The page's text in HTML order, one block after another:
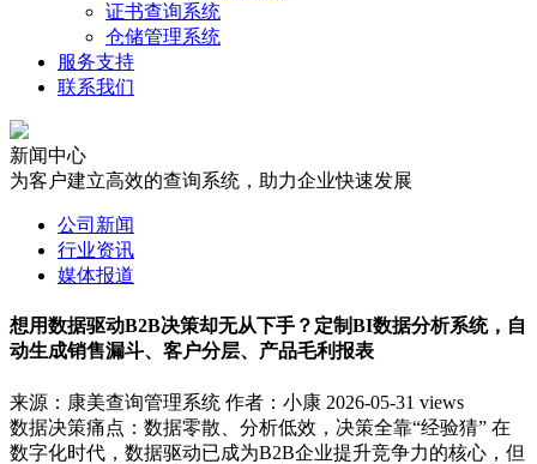
证书查询系统
仓储管理系统
服务支持
联系我们
新闻中心
为客户建立高效的查询系统，助力企业快速发展
公司新闻
行业资讯
媒体报道
想用数据驱动B2B决策却无从下手？定制BI数据分析系统，自
动生成销售漏斗、客户分层、产品毛利报表
来源：康美查询管理系统 作者：小康 2026-05-31 views
数据决策痛点：数据零散、分析低效，决策全靠“经验猜” 在
数字化时代，数据驱动已成为B2B企业提升竞争力的核心，但